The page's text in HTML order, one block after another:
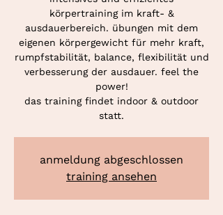
körpertraining im kraft- &
ausdauerbereich. übungen mit dem
eigenen körpergewicht für mehr kraft,
rumpfstabilität, balance, flexibilität und
verbesserung der ausdauer. feel the
power!
das training findet indoor & outdoor
statt.
anmeldung abgeschlossen
training ansehen